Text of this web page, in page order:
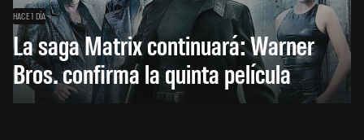
HACE 1 DÍA
La saga Matrix continuará: Warner
Bros. confirma la quinta película